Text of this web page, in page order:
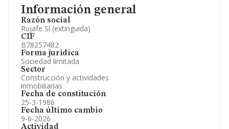
Información general
Razón social
Rujafe Sl (extinguida)
CIF
B78257482
Forma jurídica
Sociedad limitada
Sector
Construcción y actividades
inmobiliarias
Fecha de constitución
25-3-1986
Fecha último cambio
9-6-2026
Actividad
Información oficial y registral complementaria.